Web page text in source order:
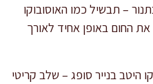
– תבשיל כמו האוסובוקו
החום באופן אחיד לאורך
היטב בנייר סופג – שלב קריטי